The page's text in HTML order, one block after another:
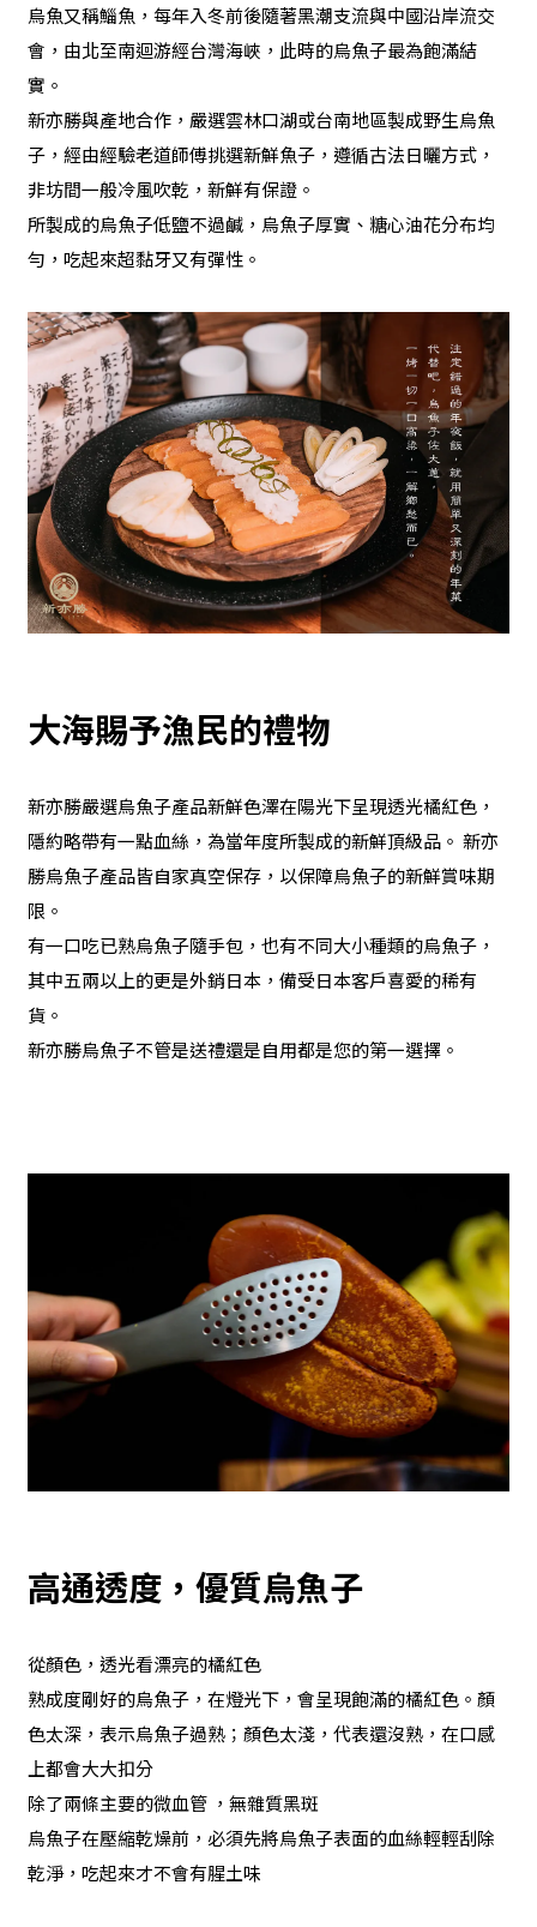
烏魚又稱鯔魚，每年入冬前後隨著黑潮支流與中國沿岸流交
會，由北至南迴游經台灣海峽，此時的烏魚子最為飽滿結
實。
新亦勝與產地合作，嚴選雲林口湖或台南地區製成野生烏魚
子，經由經驗老道師傅挑選新鮮魚子，遵循古法日曬方式，
非坊間一般冷風吹乾，新鮮有保證。
所製成的烏魚子低鹽不過鹹，烏魚子厚實、糖心油花分布均
勻，吃起來超黏牙又有彈性。
大海賜予漁民的禮物
新亦勝嚴選烏魚子產品新鮮色澤在陽光下呈現透光橘紅色，
隱約略帶有一點血絲，為當年度所製成的新鮮頂級品。 新亦
勝烏魚子產品皆自家真空保存，以保障烏魚子的新鮮賞味期
限。
有一口吃已熟烏魚子隨手包，也有不同大小種類的烏魚子，
其中五兩以上的更是外銷日本，備受日本客戶喜愛的稀有
貨。
新亦勝烏魚子不管是送禮還是自用都是您的第一選擇。
高通透度，優質烏魚子
從顏色，透光看漂亮的橘紅色
熟成度剛好的烏魚子，在燈光下，會呈現飽滿的橘紅色。顏
色太深，表示烏魚子過熟；顏色太淺，代表還沒熟，在口感
上都會大大扣分
除了兩條主要的微血管 ，無雜質黑斑
烏魚子在壓縮乾燥前，必須先將烏魚子表面的血絲輕輕刮除
乾淨，吃起來才不會有腥土味